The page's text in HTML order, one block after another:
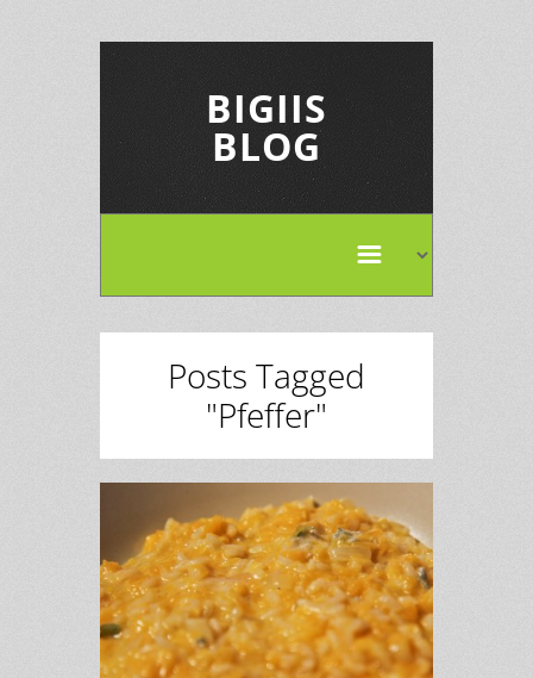
BIGIIS
BLOG
Posts Tagged
"Pfeffer"